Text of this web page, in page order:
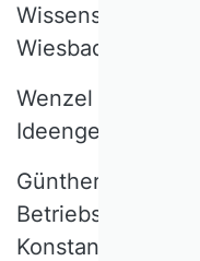
Wissenschaft
Wiesbaden 2021.
Wenzel
Ideengeschichte
Günther Schanz,
Konstanz/